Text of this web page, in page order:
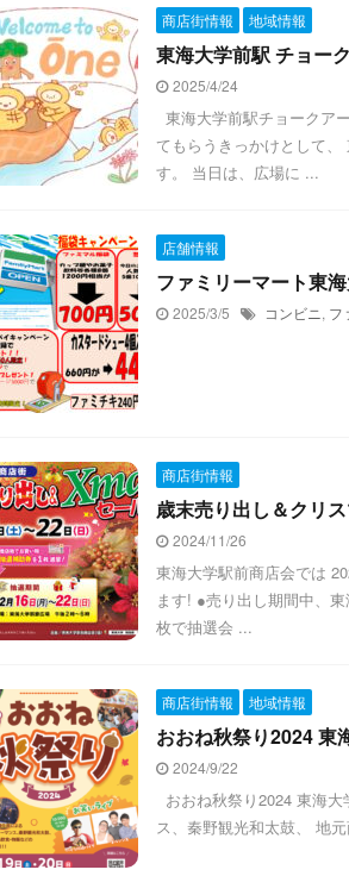
商店街情報 地域情報
東海大学前駅 チョー
2025/4/24
東海大学前駅チョークア
てもらうきっかけとして
す。 当日は、広場に ...
店舗情報
ファミリーマート東
2025/3/5 コンビニ, フ
商店街情報
歳末売り出し＆クリ
2024/11/26
東海大学駅前商店会では
ます! ●売り出し期間中、
枚で抽選会 ...
商店街情報 地域情報
おおね秋祭り2024 東
2024/9/22
おおね秋祭り2024 東海
ス、秦野観光和太鼓、 地